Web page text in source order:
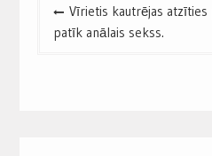
navigation
Vīrietis kautrējas atzīties
patīk anālais sekss.